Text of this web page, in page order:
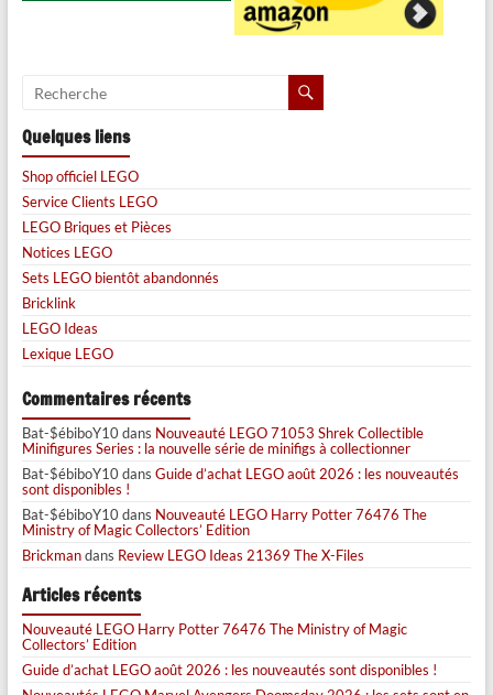
Quelques liens
Shop officiel LEGO
Service Clients LEGO
LEGO Briques et Pièces
Notices LEGO
Sets LEGO bientôt abandonnés
Bricklink
LEGO Ideas
Lexique LEGO
Commentaires récents
Bat-$ébiboY10dans Nouveauté LEGO 71053 Shrek Collectible
Minifigures Series : la nouvelle série de minifigs à collectionner
Bat-$ébiboY10dans Guide d’achat LEGO août 2026 : les nouveautés
sont disponibles !
Bat-$ébiboY10dans Nouveauté LEGO Harry Potter 76476 The
Ministry of Magic Collectors’ Edition
Brickmandans Review LEGO Ideas 21369 The X-Files
Articles récents
Nouveauté LEGO Harry Potter 76476 The Ministry of Magic
Collectors’ Edition
Guide d’achat LEGO août 2026 : les nouveautés sont disponibles !